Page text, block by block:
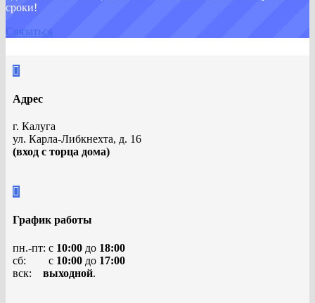
сроки!
Связаться

Адрес
г. Калуга
ул. Карла-Либкнехта, д. 16
(вход с торца дома)

График работы
пн.-пт: с 10:00 до 18:00
сб: с 10:00 до 17:00
вск: выходной.